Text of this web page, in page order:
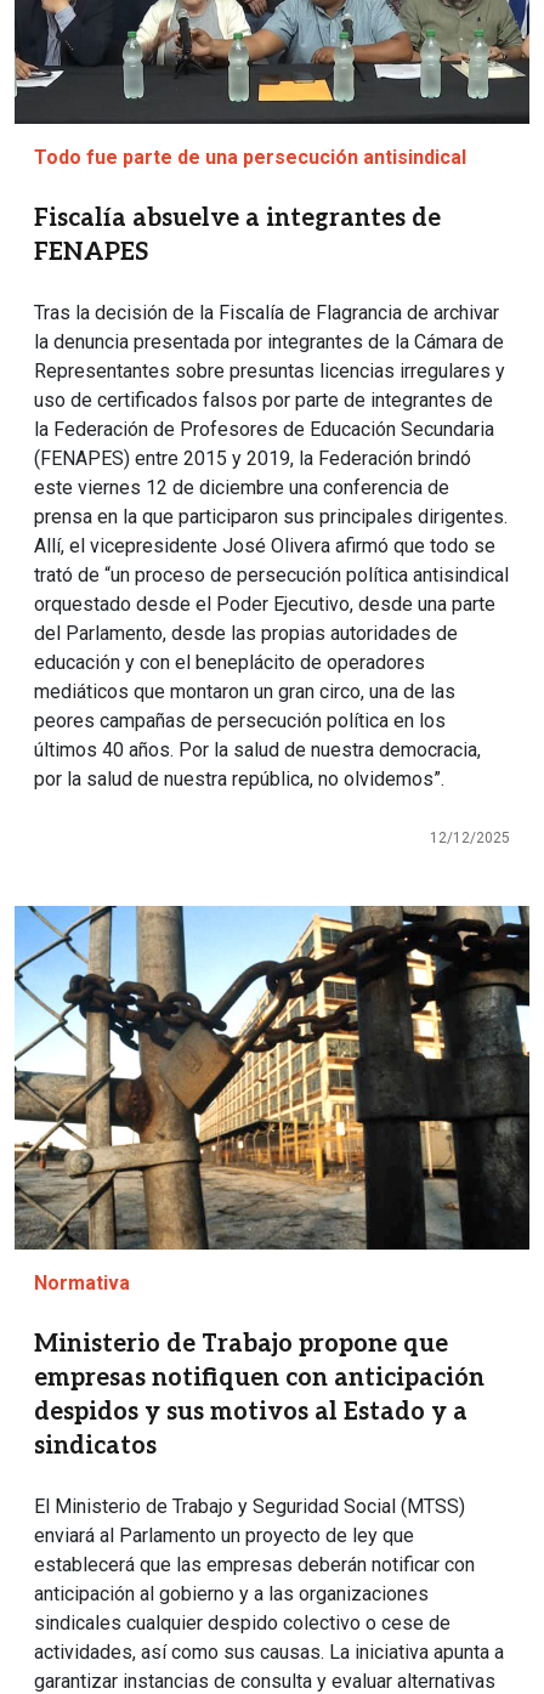
Todo fue parte de una persecución antisindical
Fiscalía absuelve a integrantes de
FENAPES
Tras la decisión de la Fiscalía de Flagrancia de archivar
la denuncia presentada por integrantes de la Cámara de
Representantes sobre presuntas licencias irregulares y
uso de certificados falsos por parte de integrantes de
la Federación de Profesores de Educación Secundaria
(FENAPES) entre 2015 y 2019, la Federación brindó
este viernes 12 de diciembre una conferencia de
prensa en la que participaron sus principales dirigentes.
Allí, el vicepresidente José Olivera afirmó que todo se
trató de “un proceso de persecución política antisindical
orquestado desde el Poder Ejecutivo, desde una parte
del Parlamento, desde las propias autoridades de
educación y con el beneplácito de operadores
mediáticos que montaron un gran circo, una de las
peores campañas de persecución política en los
últimos 40 años. Por la salud de nuestra democracia,
por la salud de nuestra república, no olvidemos”.
12/12/2025
Imagen
Normativa
Ministerio de Trabajo propone que
empresas notifiquen con anticipación
despidos y sus motivos al Estado y a
sindicatos
El Ministerio de Trabajo y Seguridad Social (MTSS)
enviará al Parlamento un proyecto de ley que
establecerá que las empresas deberán notificar con
anticipación al gobierno y a las organizaciones
sindicales cualquier despido colectivo o cese de
actividades, así como sus causas. La iniciativa apunta a
garantizar instancias de consulta y evaluar alternativas